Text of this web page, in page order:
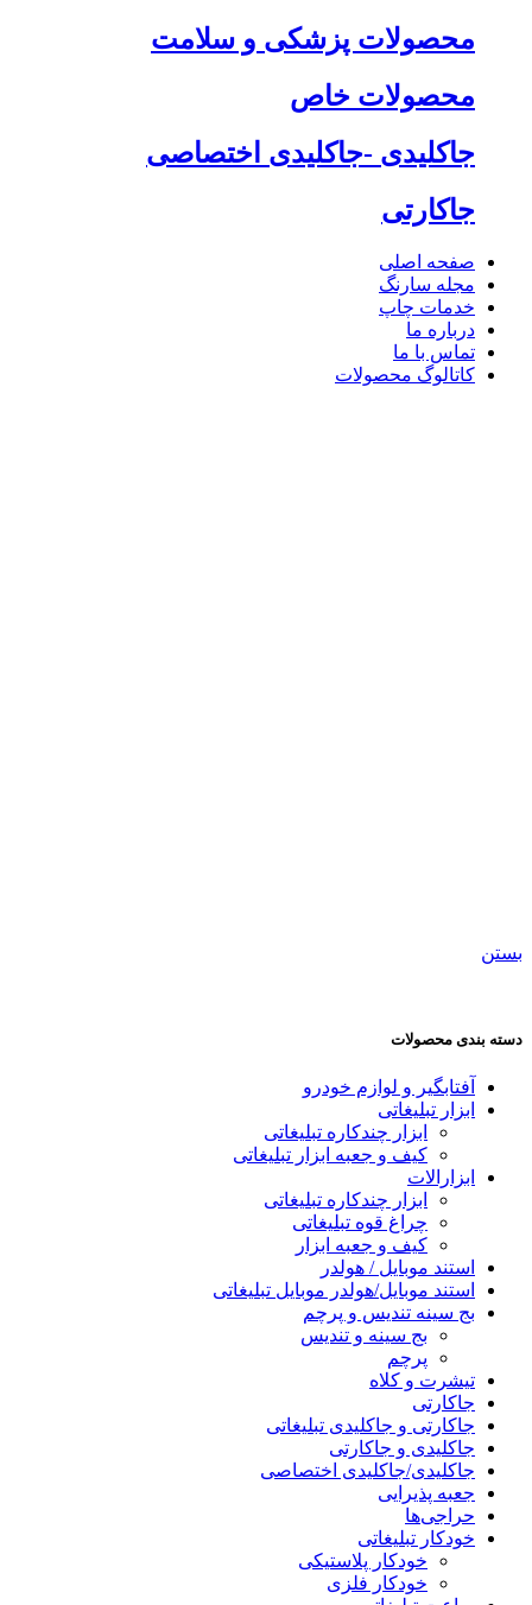
محصولات پزشکی و سلامت
محصولات خاص
جاکلیدی -جاکلیدی اختصاصی
جاکارتی
صفحه اصلی
مجله سارنگ
خدمات چاپ
درباره ما
تماس با ما
کاتالوگ محصولات
بستن
دسته بندی محصولات
آفتابگیر و لوازم خودرو
ابزار تبلیغاتی
ابزار چندکاره تبلیغاتی
کیف و جعبه ابزار تبلیغاتی
ابزارالات
ابزار چندکاره تبلیغاتی
چراغ قوه تبلیغاتی
کیف و جعبه ابزار
استند موبایل / هولدر
استند موبایل/هولدر موبایل تبلیغاتی
بج سینه تندیس و پرچم
بج سینه و تندیس
پرچم
تیشرت و کلاه
جاکارتی
جاکارتی و جاکلیدی تبلیغاتی
جاکلیدی و جاکارتی
جاکلیدی/جاکلیدی اختصاصی
جعبه پذیرایی
حراجی‌ها
خودکار تبلیغاتی
خودکار پلاستیکی
خودکار فلزی